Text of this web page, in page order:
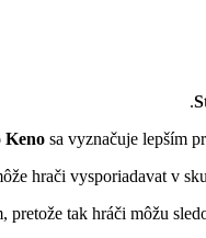
Keno sa vyznačuje lepším
hrači vysporiadavat v
tak hráči môžu